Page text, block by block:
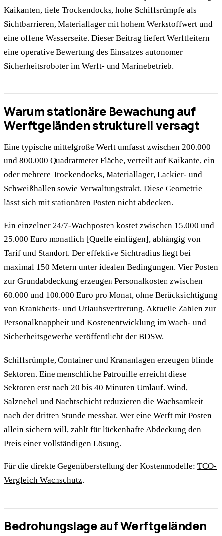
Kaikanten, tiefe Trockendocks, hohe Schiffsrümpfe als
Sichtbarrieren, Materiallager mit hohem Werkstoffwert und
eine offene Wasserseite. Dieser Beitrag liefert Werftleitern
eine operative Bewertung des Einsatzes autonomer
Sicherheitsroboter im Werft- und Marinebetrieb.
Warum stationäre Bewachung auf
Werftgeländen strukturell versagt
Eine typische mittelgroße Werft umfasst zwischen 200.000
und 800.000 Quadratmeter Fläche, verteilt auf Kaikante, ein
oder mehrere Trockendocks, Materiallager, Lackier- und
Schweißhallen sowie Verwaltungstrakt. Diese Geometrie
lässt sich mit stationären Posten nicht abdecken.
Ein einzelner 24/7-Wachposten kostet zwischen 15.000 und
25.000 Euro monatlich [Quelle einfügen], abhängig von
Tarif und Standort. Der effektive Sichtradius liegt bei
maximal 150 Metern unter idealen Bedingungen. Vier Posten
zur Grundabdeckung erzeugen Personalkosten zwischen
60.000 und 100.000 Euro pro Monat, ohne Berücksichtigung
von Krankheits- und Urlaubsvertretung. Aktuelle Zahlen zur
Personalknappheit und Kostenentwicklung im Wach- und
Sicherheitsgewerbe veröffentlicht der BDSW.
Schiffsrümpfe, Container und Krananlagen erzeugen blinde
Sektoren. Eine menschliche Patrouille erreicht diese
Sektoren erst nach 20 bis 40 Minuten Umlauf. Wind,
Salznebel und Nachtschicht reduzieren die Wachsamkeit
nach der dritten Stunde messbar. Wer eine Werft mit Posten
allein sichern will, zahlt für lückenhafte Abdeckung den
Preis einer vollständigen Lösung.
Für die direkte Gegenüberstellung der Kostenmodelle: TCO-
Vergleich Wachschutz.
Bedrohungslage auf Werftgeländen